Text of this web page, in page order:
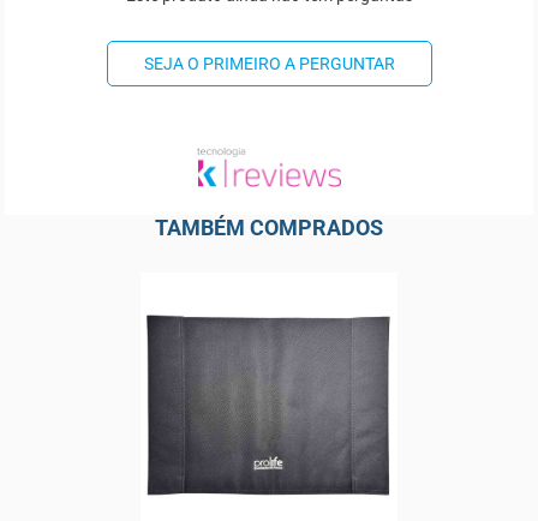
SEJA O PRIMEIRO A PERGUNTAR
TAMBÉM COMPRADOS